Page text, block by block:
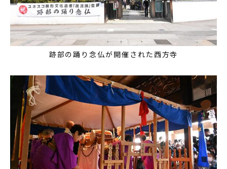
跡部の踊り念仏が開催された西方寺